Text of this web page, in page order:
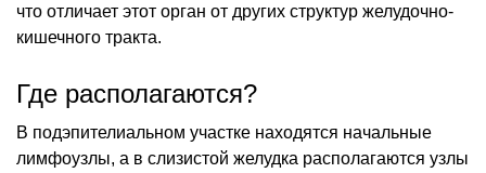
что отличает этот орган от других структур желудочно-
кишечного тракта.
Где располагаются?
В подэпителиальном участке находятся начальные
лимфоузлы, а в слизистой желудка располагаются узлы